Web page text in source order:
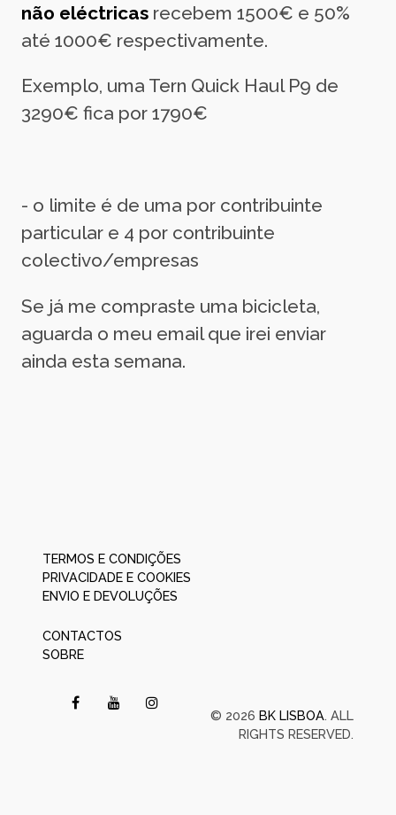
não eléctricas recebem 1500€ e 50%
até 1000€ respectivamente.
Exemplo, uma Tern Quick Haul P9 de
3290€ fica por 1790€
- o limite é de uma por contribuinte
particular e 4 por contribuinte
colectivo/empresas
Se já me compraste uma bicicleta,
aguarda o meu email que irei enviar
ainda esta semana.
TERMOS E CONDIÇÕES
PRIVACIDADE E COOKIES
ENVIO E DEVOLUÇÕES
CONTACTOS
SOBRE
© 2026 BK LISBOA. ALL
RIGHTS RESERVED.